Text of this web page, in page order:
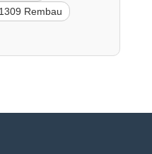
Rembau